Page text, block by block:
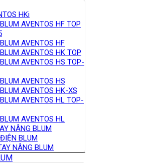
HKi
AVENTOS HF TOP
AVENTOS HF
AVENTOS HK TOP
AVENTOS HS TOP-
AVENTOS HS
AVENTOS HK-XS
AVENTOS HL TOP-
AVENTOS HL
NÂNG BLUM
BLUM
NÂNG BLUM